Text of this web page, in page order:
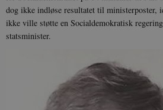
dog ikke indløse resultatet til ministerposter,
ikke ville støtte en Socialdemokratisk
statsminister.